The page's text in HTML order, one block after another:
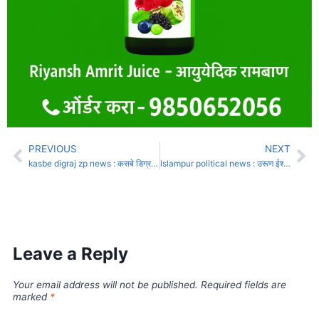
PREVIOUS
kasbe digraj zp news : कसबे डिग्रज मतदारसंघात नव्या चेहऱ्यांचा सूर ऐकू येतोय!
NEXT
lslampur political news : उरूण ईश्वरपूरमध्ये आनंदराव मलगुंडे राष्ट्रवादी काँग्रेस शरदचंद्र पवार पक्षाचे नगराध्यक्षपदाचे उमेदवार
Leave a Reply
Your email address will not be published. Required fields are
marked *